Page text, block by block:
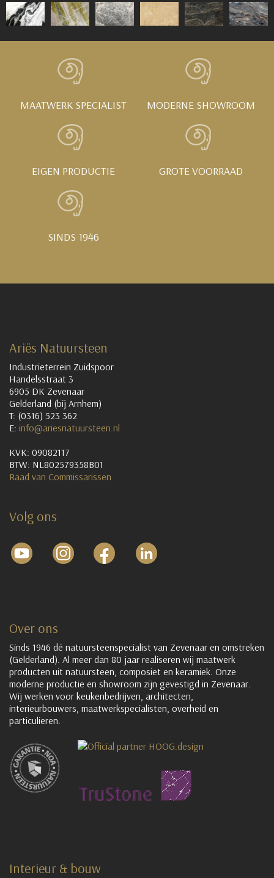
MAATWERK SPECIALIST MODERNE SHOWROOM
EIGEN PRODUCTIE GROTE VOORRAAD
SINDS 1946
Ariës Natuursteen
Industrieterrein Zuidspoor
Handelsstraat 3
6905 DK Zevenaar
Gelderland (bij Arnhem)
T: (0316) 523 362
E: info@ariesnatuursteen.nl
KVK: 09082117
BTW: NL802579358B01
Raad van Commissarissen
Volg ons
Over ons
Sinds 1946 dé natuursteenspecialist van Zevenaar en omstreken
(Gelderland). Al meer dan 80 jaar realiseren wij maatwerk
producten uit natuursteen, composiet en keramiek. Onze
moderne productie en showroom zijn gevestigd in Zevenaar.
Wij werken voor keukenbedrijven, architecten,
interieurbouwers, maatwerkspecialisten, overheid en
particulieren.
Interieur & bouw